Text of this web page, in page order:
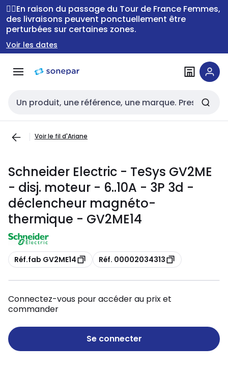
Passer à la
navigation
Passer
au
contenu
🚴‍♂️En raison du passage du Tour de France Femmes,
des livraisons peuvent ponctuellement être
perturbées sur certaines zones.
Voir les dates
Entrée de recherche
Voir le fil d'Ariane
Schneider Electric - TeSys GV2ME
- disj. moteur - 6..10A - 3P 3d -
déclencheur magnéto-
thermique - GV2ME14
Copie
Réf.fab GV2ME14 Copie
Réf. 00002034313
Connectez-vous pour accéder au prix et
commander
Se connecter